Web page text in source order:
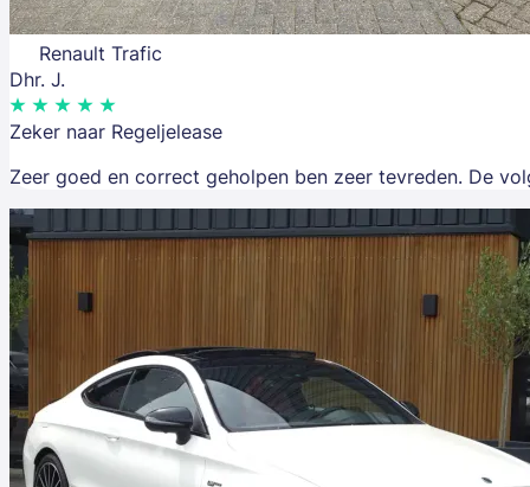
Renault Trafic
Dhr. J.
Zeker naar Regeljelease
Zeer goed en correct geholpen ben zeer tevreden. De